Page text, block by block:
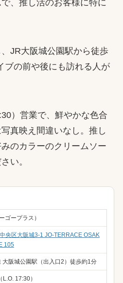
、推し活のお客様に特に
JR大阪城公園駅から徒歩
ブの前や後にも訪れる人が
）営業で、鮮やかな色合
真映え間違いなし。推し
のカラーのクリームソー
い。
ゴープラス）
央区大阪城3-1 JO-TERRACE OSAK
105
大阪城公園駅（出入口2）徒歩約1分
17:30）